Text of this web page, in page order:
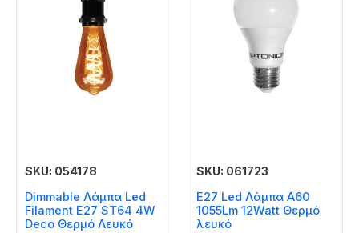
SKU: 054178
Dimmable Λάμπα Led
Filament E27 ST64 4W
Deco Θερμό Λευκό
SKU: 061723
E27 Led Λάμπα A60
1055Lm 12Watt Θερμό
λευκό